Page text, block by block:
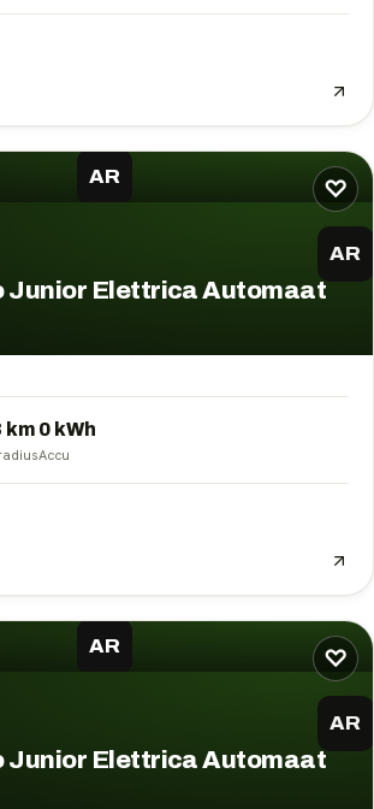
♡
AR
AR
Junior Elettrica Automaat
km 0 kWh
Accu
♡
AR
AR
Junior Elettrica Automaat